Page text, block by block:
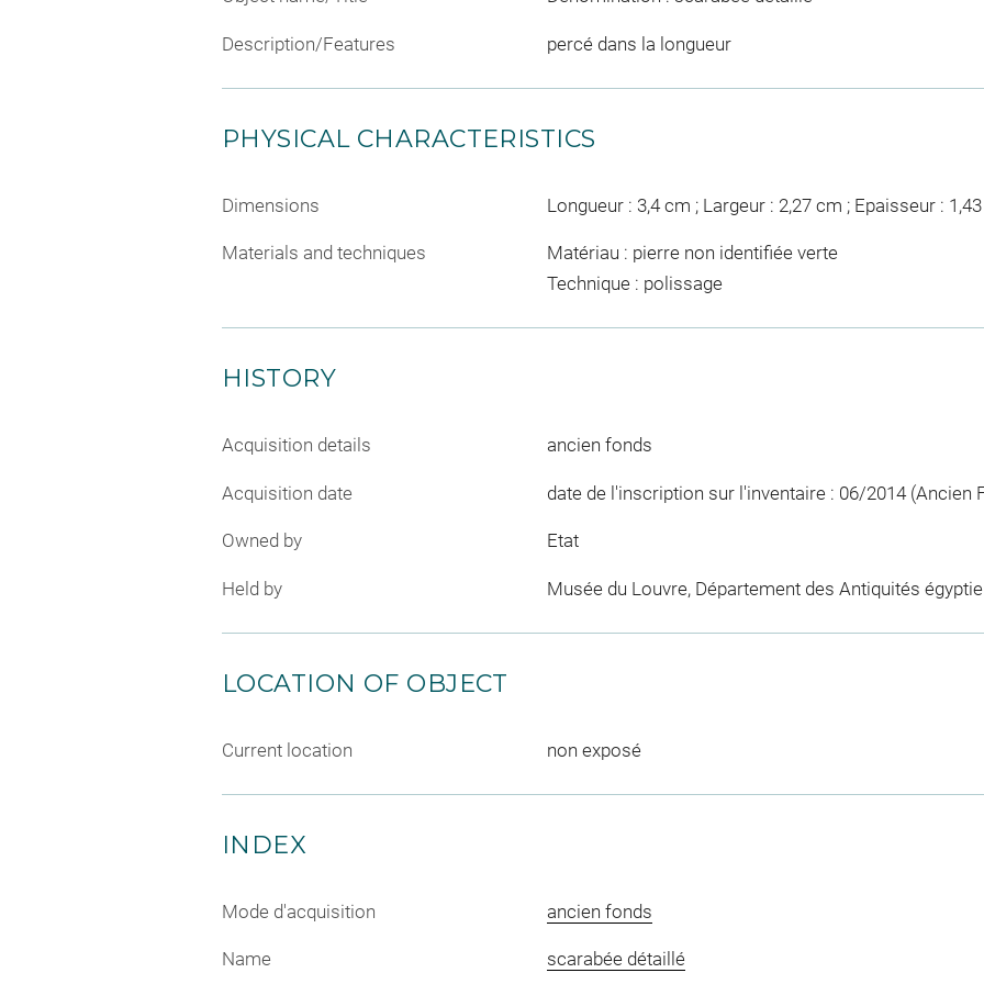
Description/Features percé dans la longueur
PHYSICAL CHARACTERISTICS
Dimensions Longueur : 3,4 cm ; Largeur : 2,27 cm ; Epaisseur :
Materials and techniques
Matériau : pierre non identifiée verte
Technique : polissage
HISTORY
Acquisition details ancien fonds
Acquisition date date de l'inscription sur l'inventaire : 06/2014 (Ancien
Owned by Etat
Held by Musée du Louvre, Département des Antiquités
LOCATION OF OBJECT
Current location non exposé
INDEX
Mode d'acquisition ancien fonds
Name scarabée détaillé